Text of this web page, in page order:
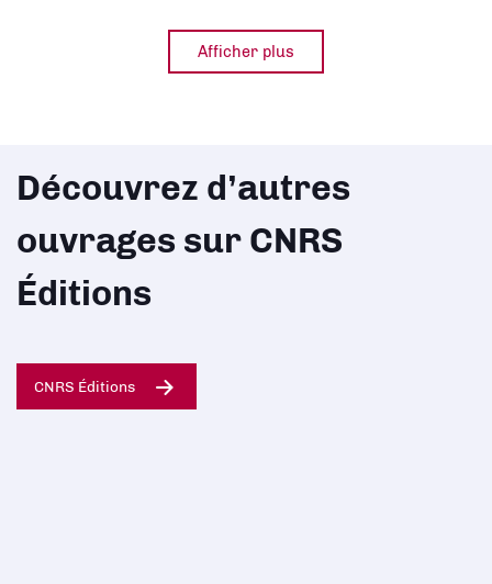
Afficher plus
Découvrez d’autres
ouvrages sur CNRS
Éditions
CNRS Éditions